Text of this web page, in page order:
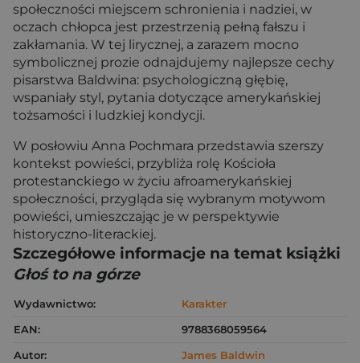
społeczności miejscem schronienia i nadziei, w
oczach chłopca jest przestrzenią pełną fałszu i
zakłamania. W tej lirycznej, a zarazem mocno
symbolicznej prozie odnajdujemy najlepsze cechy
pisarstwa Baldwina: psychologiczną głębię,
wspaniały styl, pytania dotyczące amerykańskiej
tożsamości i ludzkiej kondycji.
W posłowiu Anna Pochmara przedstawia szerszy
kontekst powieści, przybliża rolę Kościoła
protestanckiego w życiu afroamerykańskiej
społeczności, przygląda się wybranym motywom
powieści, umieszczając je w perspektywie
historyczno-literackiej.
Szczegółowe informacje na temat książki
Głoś to na górze
Wydawnictwo:
Karakter
EAN:
9788368059564
Autor:
James Baldwin